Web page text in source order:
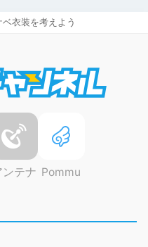
ベ衣装を考えよう
ンテナ Pommu